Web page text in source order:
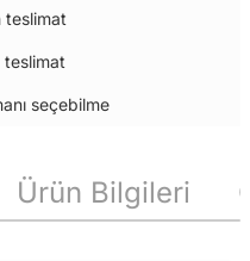
teslimat
teslimat
seçebilme
Ürün Bilgileri